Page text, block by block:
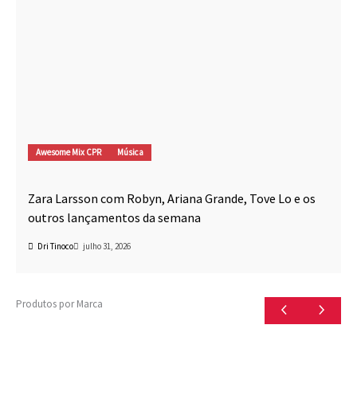
Awesome Mix CPR Música
Zara Larsson com Robyn, Ariana Grande, Tove Lo e os
outros lançamentos da semana
Dri Tinoco julho 31, 2026
Produtos por Marca